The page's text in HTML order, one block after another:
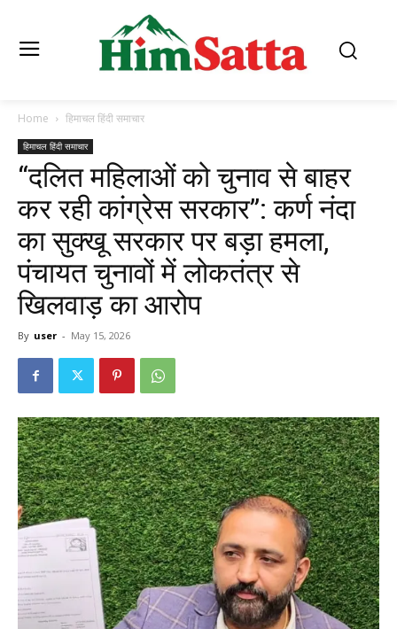
Home हिमाचल हिंदी समाचार
हिमाचल हिंदी समाचार
“दलित महिलाओं को चुनाव से बाहर
कर रही कांग्रेस सरकार”: कर्ण नंदा
का सुक्खू सरकार पर बड़ा हमला,
पंचायत चुनावों में लोकतंत्र से
खिलवाड़ का आरोप
By user - May 15, 2026